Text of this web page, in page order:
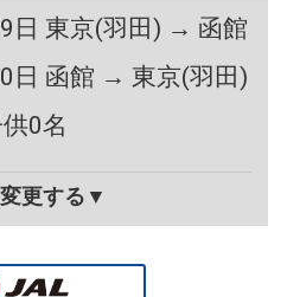
日 東京(羽田) → 函館
日 函館 → 東京(羽田)
0名
更する▼